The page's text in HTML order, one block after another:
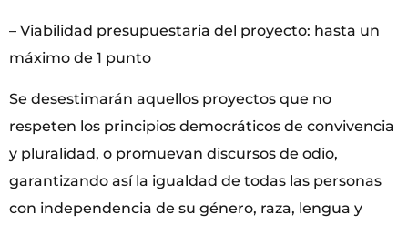
– Viabilidad presupuestaria del proyecto: hasta un
máximo de 1 punto
Se desestimarán aquellos proyectos que no
respeten los principios democráticos de convivencia
y pluralidad, o promuevan discursos de odio,
garantizando así la igualdad de todas las personas
con independencia de su género, raza, lengua y